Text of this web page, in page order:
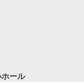
ール